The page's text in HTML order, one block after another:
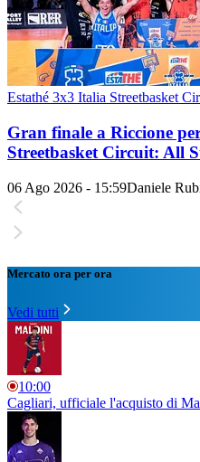
Estathé 3x3 Italia Streetbasket
Gran finale a Riccione
Streetbasket Circuit: All
06 Ago 2026 - 15:59Daniele
Mercato ora per ora
Vedi tutti
10:00
Cagliari, ufficiale l'acquisto di